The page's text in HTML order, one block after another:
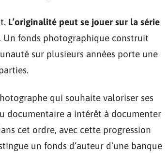
L’originalité peut se jouer sur la série
Un fonds photographique construit
sur plusieurs années porte une
qui souhaite valoriser ses
documentaire a intérêt à documenter
cet ordre, avec cette progression
un fonds d’auteur d’une banque